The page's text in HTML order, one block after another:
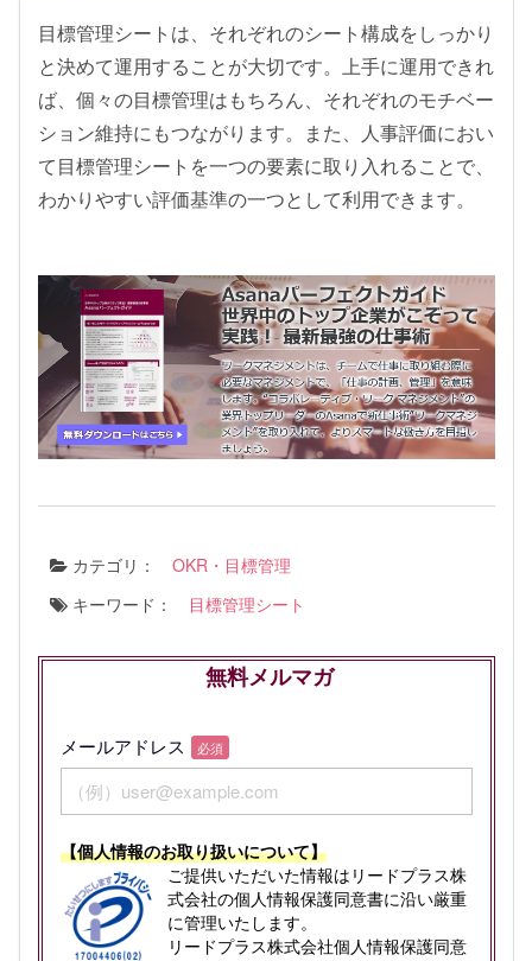
目標管理シートは、それぞれのシート構成をしっかり
と決めて運用することが大切です。上手に運用できれ
ば、個々の目標管理はもちろん、それぞれのモチベー
ション維持にもつながります。また、人事評価におい
て目標管理シートを一つの要素に取り入れることで、
わかりやすい評価基準の一つとして利用できます。
カテゴリ：
OKR・目標管理
キーワード：
目標管理シート
無料メルマガ
メールアドレス 必須
【個人情報のお取り扱いについて】
ご提供いただいた情報はリードプラス株
式会社の個人情報保護同意書に沿い厳重
に管理いたします。
リードプラス株式会社個人情報保護同意